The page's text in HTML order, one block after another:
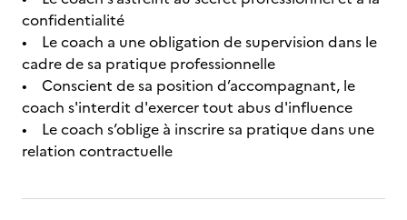
confidentialité
• Le coach a une obligation de supervision dans le
cadre de sa pratique professionnelle
• Conscient de sa position d’accompagnant, le
coach s'interdit d'exercer tout abus d'influence
• Le coach s’oblige à inscrire sa pratique dans une
relation contractuelle